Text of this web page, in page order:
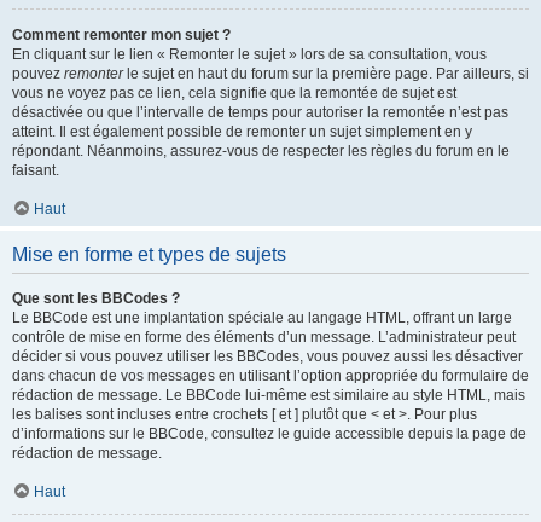
Comment remonter mon sujet ?
En cliquant sur le lien « Remonter le sujet » lors de sa consultation, vous
pouvez remonterle sujet en haut du forum sur la première page. Par ailleurs, si
vous ne voyez pas ce lien, cela signifie que la remontée de sujet est
désactivée ou que l’intervalle de temps pour autoriser la remontée n’est pas
atteint. Il est également possible de remonter un sujet simplement en y
répondant. Néanmoins, assurez-vous de respecter les règles du forum en le
faisant.
Haut
Mise en forme et types de sujets
Que sont les BBCodes ?
Le BBCode est une implantation spéciale au langage HTML, offrant un large
contrôle de mise en forme des éléments d’un message. L’administrateur peut
décider si vous pouvez utiliser les BBCodes, vous pouvez aussi les désactiver
dans chacun de vos messages en utilisant l’option appropriée du formulaire de
rédaction de message. Le BBCode lui-même est similaire au style HTML, mais
les balises sont incluses entre crochets [ et ] plutôt que < et >. Pour plus
d’informations sur le BBCode, consultez le guide accessible depuis la page de
rédaction de message.
Haut